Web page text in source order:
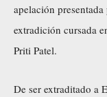
apelación
extradición cursada
Priti Patel.
De ser extraditado a